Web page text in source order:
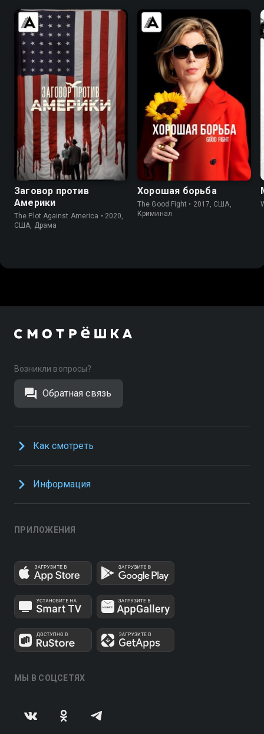
6.7 7.3
Заговор против
Америки
The Plot Against America • 2020,
США, Драма
7.9 8.3
Хорошая борьба
The Good Fight • 2017, США,
Криминал
Возникли вопросы?
Обратная связь
Как смотреть
Информация
ПРИЛОЖЕНИЯ
МЫ В СОЦСЕТЯХ